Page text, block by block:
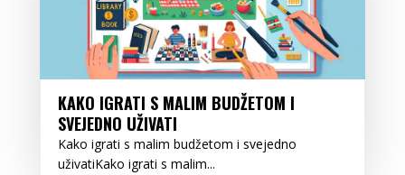
KAKO IGRATI S MALIM BUDŽETOM I
SVEJEDNO UŽIVATI
Kako igrati s malim budžetom i svejedno
uživatiKako igrati s malim...